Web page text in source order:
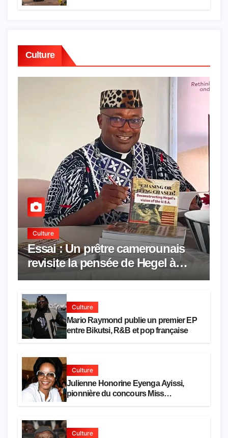
Culture
Culture
Essai : Un prêtre camerounais
revisite la pensée de Hegel à
travers le rêve américain
Culture
Mario Raymond publie un premier EP
entre Bikutsi, R&B et pop française
Culture
Julienne Honorine Eyenga Ayissi,
pionnière du concours Miss
Culture